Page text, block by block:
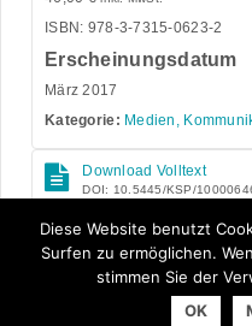
ISBN: 978-3-7315-0623-2
Erscheinungsdatum
März 2017
Kategorie: Medien,
Download Volltext
DOI: 10.5445/KSP/
© 2026 Arbeitsgemeinschaft
Diese Website benutzt
Surfen zu ermöglichen.
stimmen Sie der
OK